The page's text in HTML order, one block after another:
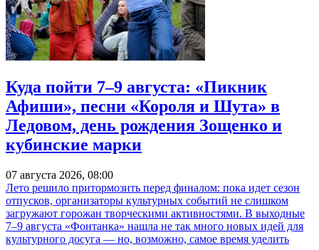
Куда пойти 7–9 августа: «Пикник
Афиши», песни «Короля и Шута» в
Ледовом, день рождения Зощенко и
кубинские марки
07 августа 2026, 08:00
Лето решило притормозить перед финалом: пока идет сезон
отпусков, организаторы культурных событий не слишком
загружают горожан творческими активностями. В выходные
7–9 августа «Фонтанка» нашла не так много новых идей для
культурного досуга — но, возможно, самое время уделить